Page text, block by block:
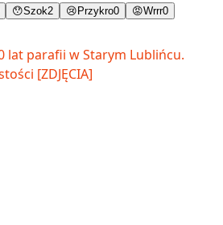
😯Szok2 😢 Przykro0 😡Wrrr0